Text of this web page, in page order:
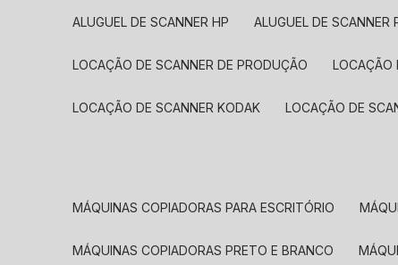
ALUGUEL DE SCANNER HP ALUGUEL DE SCANNER
LOCAÇÃO DE SCANNER DE PRODUÇÃO
LOCAÇÃO DE SCANNER KODAK LOCAÇÃO DE
MÁQUINAS COPIADORAS PARA ESCRITÓRIO
MÁQUINAS COPIADORAS PRETO E BRANCO